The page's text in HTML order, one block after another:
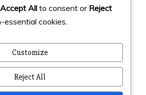
Todos los derechos reservados.
Accept All to consent or Reject
cookies.
Customize
Reject All